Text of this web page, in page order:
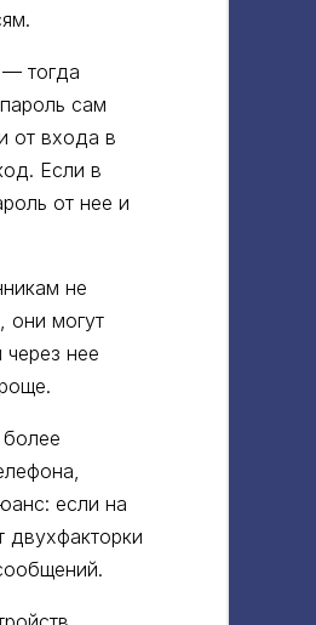
— тогда
сам
от входа в
Если в
от нее и
не
они могут
нее
если на